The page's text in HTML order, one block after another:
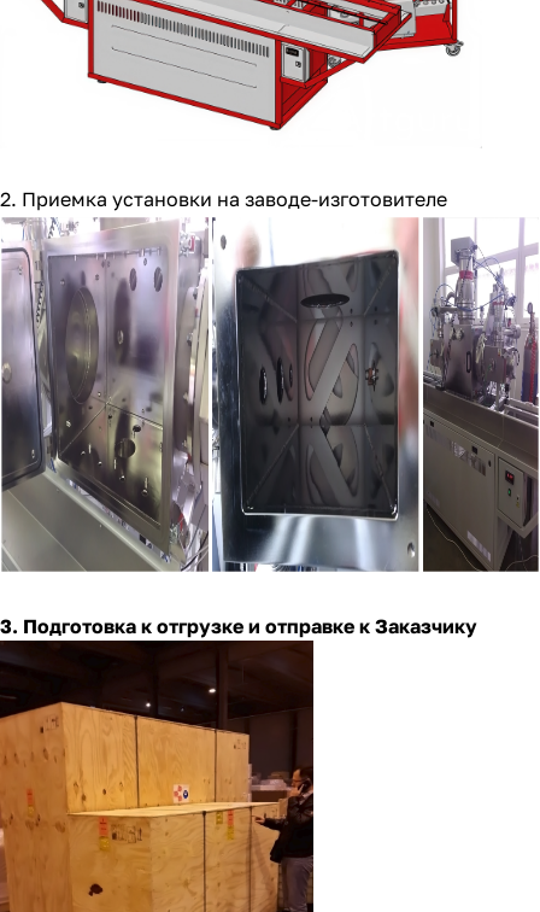
2. Приемка установки на заводе-изготовителе
3. Подготовка к отгрузке и отправке к Заказчику